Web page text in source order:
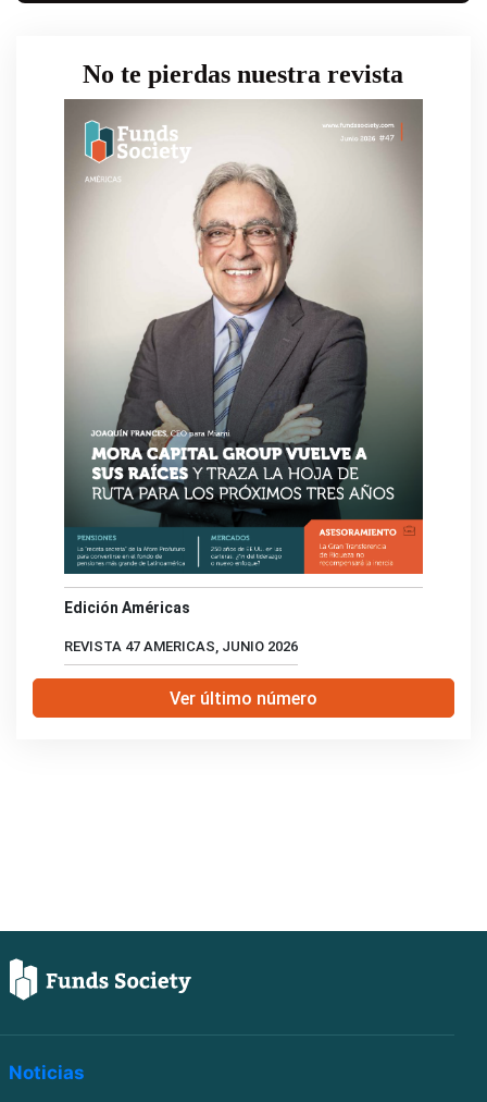
No te pierdas nuestra revista
Edición Américas
REVISTA 47 AMERICAS, JUNIO 2026
Ver último número
Noticias